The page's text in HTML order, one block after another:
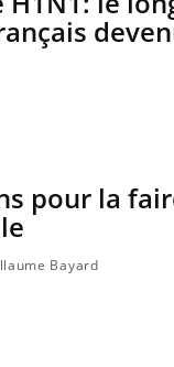
pour la
Bayard